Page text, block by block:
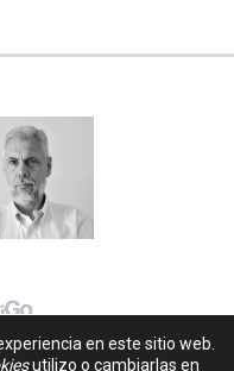
en este sitio web.
utilizo o cambiarlas en